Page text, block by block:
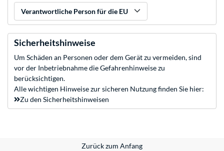
Verantwortliche Person für die EU
Sicherheitshinweise
Um Schäden an Personen oder dem Gerät zu vermeiden, sind
vor der Inbetriebnahme die Gefahrenhinweise zu
berücksichtigen.
Alle wichtigen Hinweise zur sicheren Nutzung finden Sie hier:
Zu den Sicherheitshinweisen
Zurück zum Anfang